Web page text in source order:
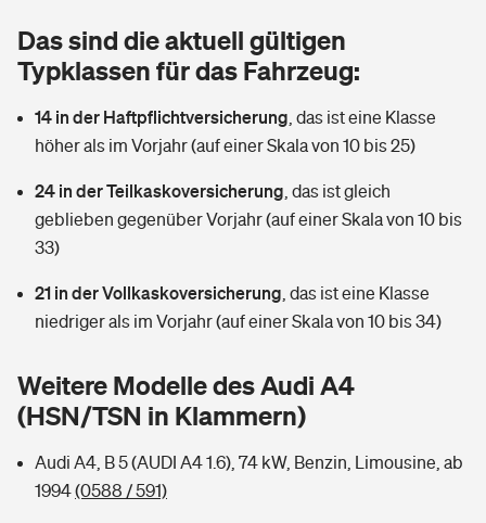
Tools
Wer versichert was: Jetzt Versicherer finden
Sie haben Fragen?
Glasversicherung
Mietkautionsversicherung
Restkreditversicherung
Hochwasser-Check: Wie gefährdet ist Ihr Haus?
Wer versichert was: Jetzt Versicherer finden
Kinderunfall­ver­si­che­rung
Kinderinvalidität
Reiseversicherung
Hundehalter-Haftpflicht
Private Cyberversicherung
Musikinstrumentenversicherung
Dread-Disease-Versicherung
Tierkrankenversicherung
Tools
Wer versichert was: Jetzt Versicherer finden
Sie haben Fragen?
Rentenrechner: Wie viel Geld bekomme ich im Alter?
Das sind die aktuell gültigen
Typklassen für das Fahrzeug:
14 in der Haftpflichtversicherung das ist eine Klasse
höher als im Vorjahr (auf einer Skala von 10 bis 25)
24 in der Teilkaskoversicherung das ist gleich
geblieben gegenüber Vorjahr (auf einer Skala von 10 bis
33)
21 in der Vollkaskoversicherung das ist eine Klasse
niedriger als im Vorjahr (auf einer Skala von 10 bis 34)
Weitere Modelle des Audi A4
(HSN/TSN in Klammern)
Audi A4, B 5 (AUDI A4 1.6), 74 kW, Benzin, Limousine, ab
1994(0588 / 591)